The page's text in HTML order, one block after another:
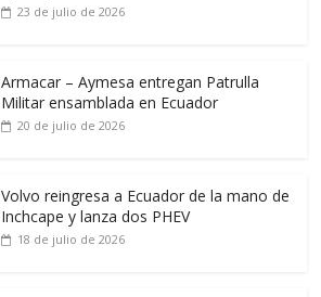
23 de julio de 2026
Armacar – Aymesa entregan Patrulla
Militar ensamblada en Ecuador
20 de julio de 2026
Volvo reingresa a Ecuador de la mano de
Inchcape y lanza dos PHEV
18 de julio de 2026